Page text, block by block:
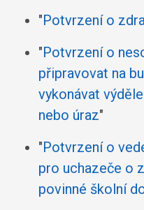
"Potvrzení o
"Potvrzení o
připravovat na
vykonávat
nebo úraz"
"Potvrzení o
pro uchazeče o
povinné školní